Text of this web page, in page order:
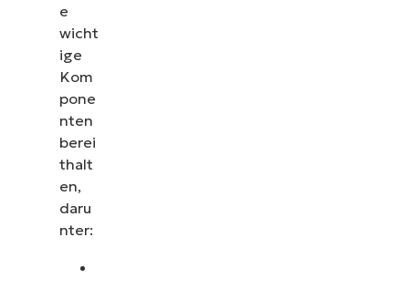
e
wicht
ige
Kom
pone
nten
berei
thalt
en,
daru
nter: